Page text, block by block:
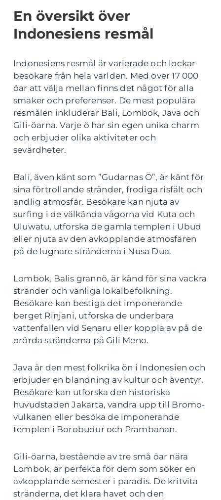
En översikt över
Indonesiens resmål
Indonesiens resmål är varierade och lockar
besökare från hela världen. Med över 17 000
öar att välja mellan finns det något för alla
smaker och preferenser. De mest populära
resmålen inkluderar Bali, Lombok, Java och
Gili-öarna. Varje ö har sin egen unika charm
och erbjuder olika aktiviteter och
sevärdheter.
Bali, även känt som ”Gudarnas Ö”, är känt för
sina förtrollande stränder, frodiga risfält och
andlig atmosfär. Besökare kan njuta av
surfing i de välkända vågorna vid Kuta och
Uluwatu, utforska de gamla templen i Ubud
eller njuta av den avkopplande atmosfären
på de lugnare stränderna i Nusa Dua.
Lombok, Balis grannö, är känd för sina vackra
stränder och vänliga lokalbefolkning.
Besökare kan bestiga det imponerande
berget Rinjani, utforska de underbara
vattenfallen vid Senaru eller koppla av på de
orörda stränderna på Gili Meno.
Java är den mest folkrika ön i Indonesien och
erbjuder en blandning av kultur och äventyr.
Besökare kan utforska den historiska
huvudstaden Jakarta, vandra upp till Bromo-
vulkanen eller besöka de imponerande
templen i Borobudur och Prambanan.
Gili-öarna, bestående av tre små öar nära
Lombok, är perfekta för dem som söker en
avkopplande semester i paradis. De kritvita
stränderna, det klara havet och den